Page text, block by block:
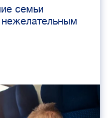
семьи